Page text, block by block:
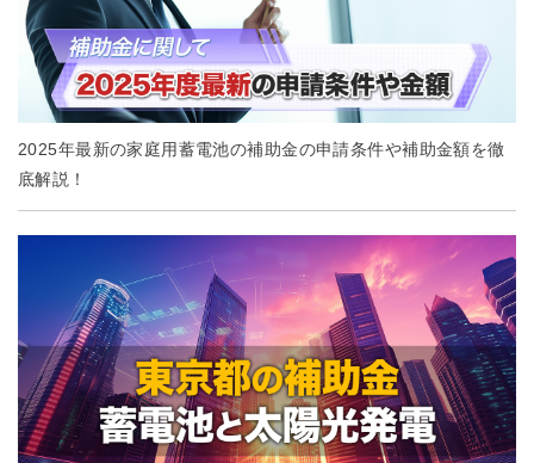
2025年最新の家庭用蓄電池の補助金の申請条件や補助金額を徹
底解説！